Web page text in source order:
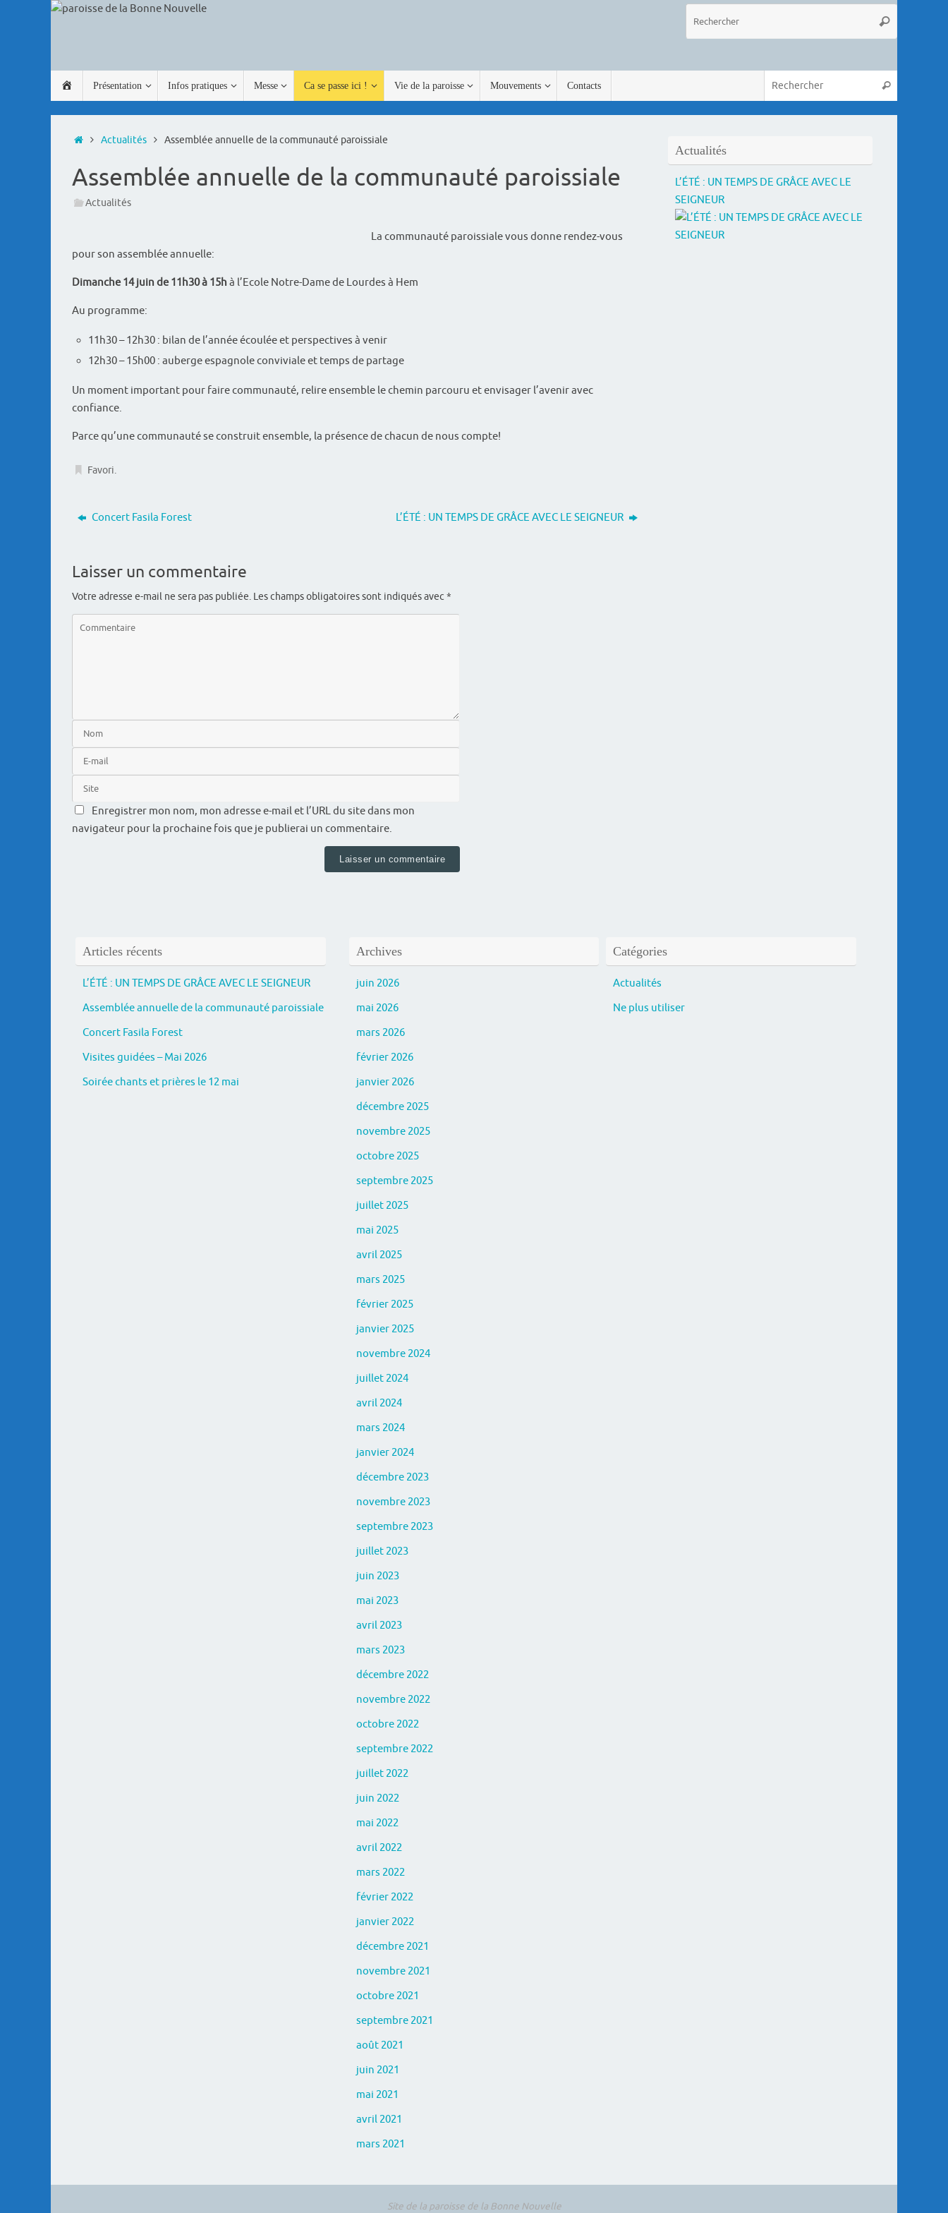
Rechercher
AccueilPrésentation Infos pratiques Messe Ca se passe ici ! Vie de la paroisse Mouvements Contacts Rechercher
Accueil
Actualités Assemblée annuelle de la communauté paroissiale
Assemblée annuelle de la communauté paroissiale
Actualités
La communauté paroissiale vous donne rendez-vous
pour son assemblée annuelle:
Dimanche 14 juin de 11h30 à 15h à l’Ecole Notre-Dame de Lourdes à Hem
Au programme:
11h30 – 12h30 : bilan de l’année écoulée et perspectives à venir
12h30 – 15h00 : auberge espagnole conviviale et temps de partage
Un moment important pour faire communauté, relire ensemble le chemin parcouru et envisager l’avenir avec
confiance.
Parce qu’une communauté se construit ensemble, la présence de chacun de nous compte!
Favori.
Concert Fasila Forest L’ÉTÉ : UN TEMPS DE GRÂCE AVEC LE SEIGNEUR
Laisser un commentaire
Votre adresse e-mail ne sera pas publiée. Les champs obligatoires sont indiqués avec *
Enregistrer mon nom, mon adresse e-mail et l’URL du site dans mon
navigateur pour la prochaine fois que je publierai un commentaire.
Actualités
L’ÉTÉ : UN TEMPS DE GRÂCE AVEC LE
SEIGNEUR
Articles récents
L’ÉTÉ : UN TEMPS DE GRÂCE AVEC LE SEIGNEUR
Assemblée annuelle de la communauté paroissiale
Concert Fasila Forest
Visites guidées – Mai 2026
Soirée chants et prières le 12 mai
Archives
juin 2026
mai 2026
mars 2026
février 2026
janvier 2026
décembre 2025
novembre 2025
octobre 2025
septembre 2025
juillet 2025
mai 2025
avril 2025
mars 2025
février 2025
janvier 2025
novembre 2024
juillet 2024
avril 2024
mars 2024
janvier 2024
décembre 2023
novembre 2023
septembre 2023
juillet 2023
juin 2023
mai 2023
avril 2023
mars 2023
décembre 2022
novembre 2022
octobre 2022
septembre 2022
juillet 2022
juin 2022
mai 2022
avril 2022
mars 2022
février 2022
janvier 2022
décembre 2021
novembre 2021
octobre 2021
septembre 2021
août 2021
juin 2021
mai 2021
avril 2021
mars 2021
Catégories
Actualités
Ne plus utiliser
Site de la paroisse de la Bonne Nouvelle